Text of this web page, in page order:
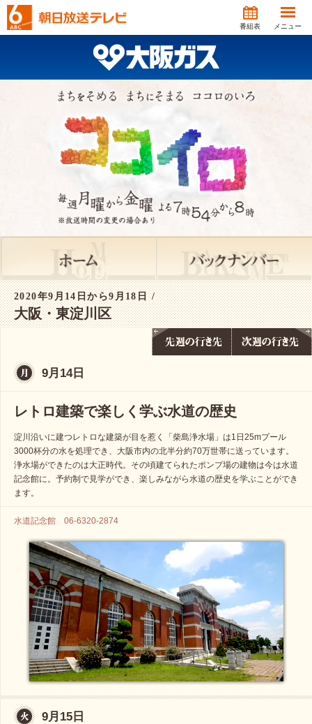
番組表 メニュー
2020年9月14日から9月18日 /
大阪・東淀川区
9月14日
レトロ建築で楽しく学ぶ水道の歴史
淀川沿いに建つレトロな建築が目を惹く「柴島浄水場」は1日25mプール
3000杯分の水を処理でき、大阪市内の北半分約70万世帯に送っています。
浄水場ができたのは大正時代。その頃建てられたポンプ場の建物は今は水道
記念館に。予約制で見学ができ、楽しみながら水道の歴史を学ぶことができ
ます。
水道記念館 06-6320-2874
9月15日